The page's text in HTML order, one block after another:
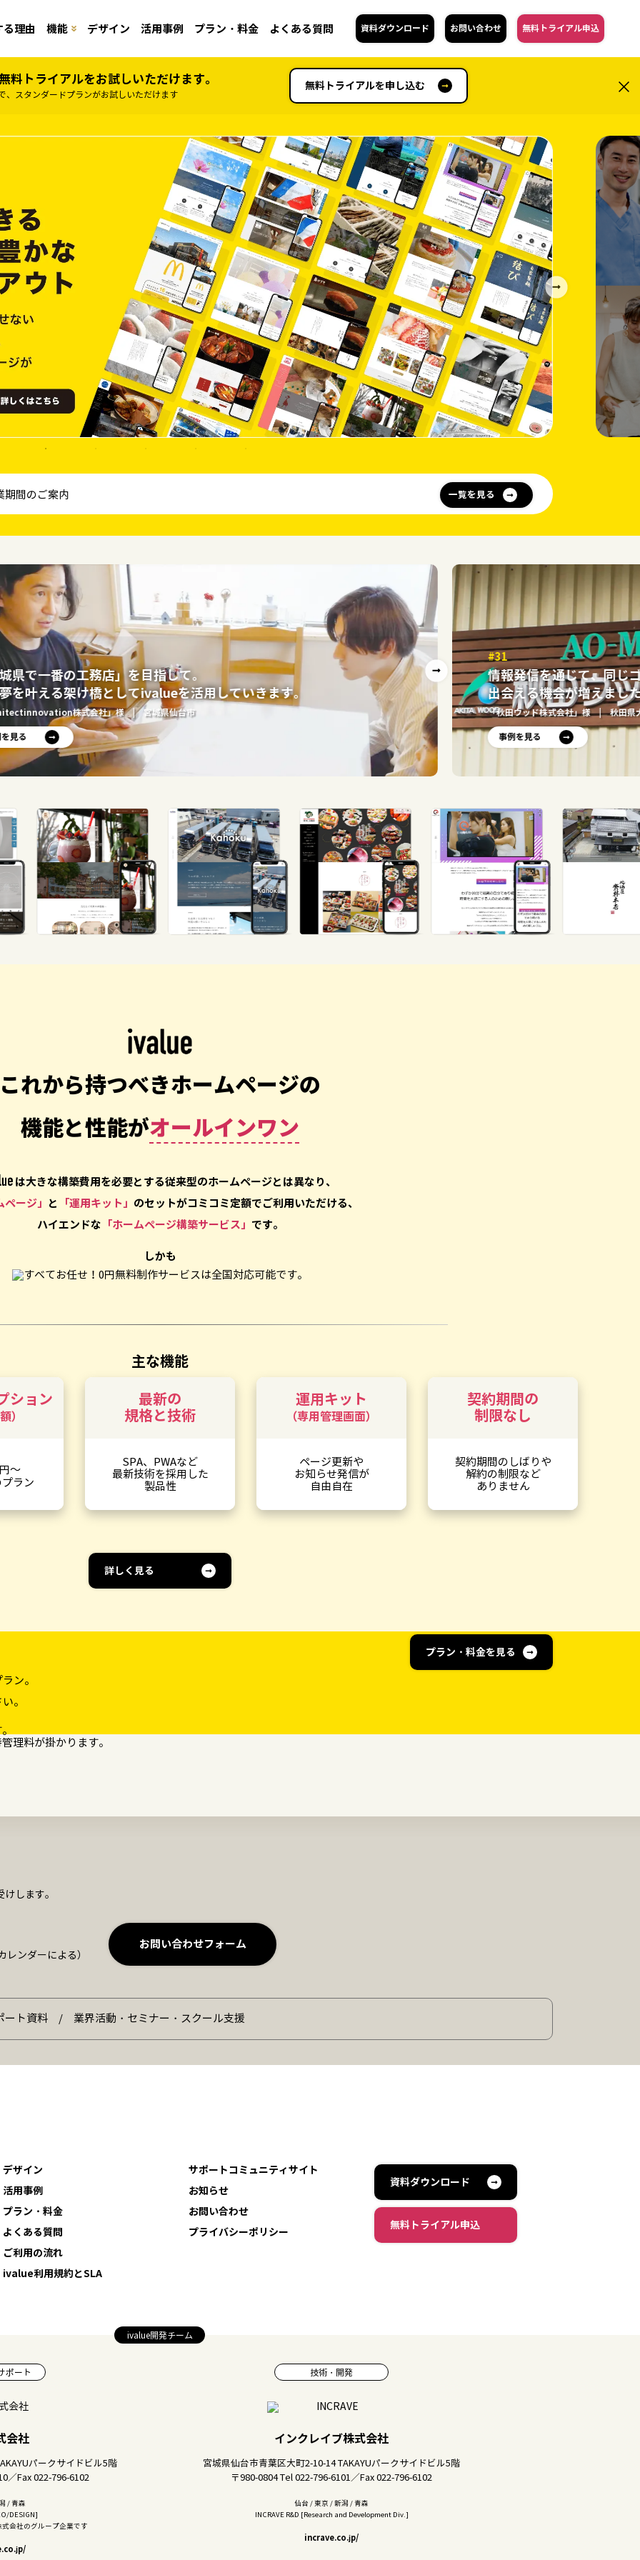
理由 機能 デザイン 活用事例 プラン・料金 よくある質問 資料ダウンロード お問い合わせ 無料トライアル申込
料トライアルをお試しいただけます。
スタンダードプランがお試しいただけます
無料トライアルを申し込む
期間のご案内 一覧を見る
県で一番の工務店」を目指して。
を叶える架け橋としてivalueを活用していきます。
株式会社」様| 宮城県仙台市
見る
#31
情報発信を通じて、同じ
出会える機会が増えまし
「秋田ウッド株式会社」様| 秋田県
事例を見る
これから持つべきホームページの
機能と性能がオールインワン
は大きな構築費用を必要とする従来型のホームページとは異なり、
ージ」 と 「運用キット」 のセットがコミコミ定額でご利用いただける、
ハイエンドな 「ホームページ構築サービス」 です。
しかも
主な機能
ション
）
～
ラン
最新の
規格と技術
SPA、PWAなど
最新技術を採用した
製品性
運用キット
（専用管理画面）
ページ更新や
お知らせ発信が
自由自在
契約期間の
制限なし
契約期間のしばりや
解約の制限など
ありません
詳しく見る
ン。
。
プラン・料金を見る
理料が掛かります。
します。
ンダーによる）
お問い合わせフォーム
資料 / 業界活動・セミナー・スクール支援
デザイン
活用事例
プラン・料金
よくある質問
ご利用の流れ
ivalue利用規約とSLA
サポートコミュニティサイト
お知らせ
お問い合わせ
プライバシーポリシー
資料ダウンロード
無料トライアル申込
ivalue開発チーム
ポート
会社
パークサイドビル5階
／Fax 022-796-6102
/ 青森
DESIGN]
会社のグループ企業です
技術・開発
インクレイブ株式会社
宮城県仙台市青葉区大町2-10-14TAKAYUパークサイドビル5階
〒980-0804 Tel 022-796-6101／Fax 022-796-6102
仙台 / 東京 / 新潟 / 青森
INCRAVE R&D [Research and Development Div.]
incrave.co.jp/